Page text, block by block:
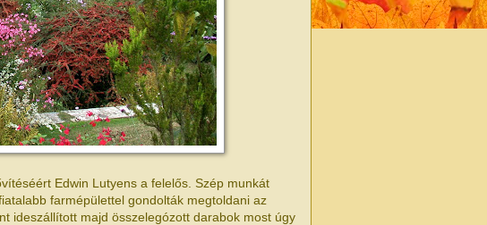
Edwin Lutyens a felelős. Szép munkát
farmépülettel gondolták megtoldani az
ideszállított majd összelegózott darabok most úgy